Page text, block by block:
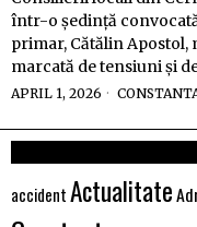
într-o ședință
primar, Cătălin Apostol,
marcată de tensiuni și
APRIL 1, 2026
accidentActualitate